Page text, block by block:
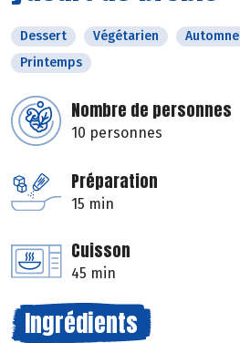
Dessert Végétarien Automne
Printemps
Nombre de personnes
10 personnes
Préparation
15 min
Cuisson
45 min
Ingrédients